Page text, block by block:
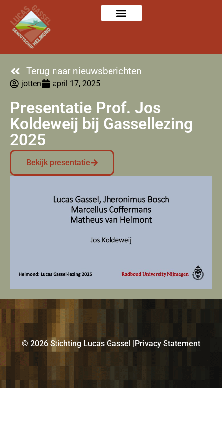
Terug naar nieuwsberichten
jotten april 17, 2025
Presentatie Prof. Jos
Koldeweij bij Gassellezing
2025
Bekijk presentatie
©️ 2026 Stichting Lucas Gassel |Privacy Statement